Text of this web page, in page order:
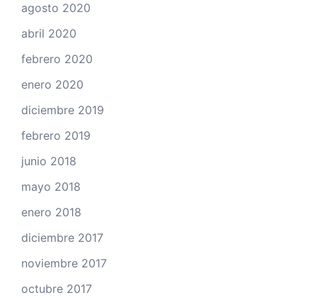
agosto 2020
abril 2020
febrero 2020
enero 2020
diciembre 2019
febrero 2019
junio 2018
mayo 2018
enero 2018
diciembre 2017
noviembre 2017
octubre 2017